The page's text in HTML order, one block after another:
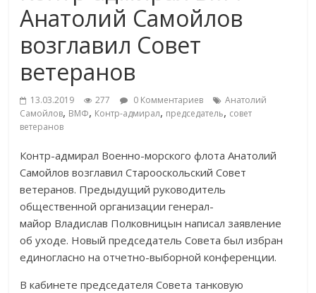
Анатолий Самойлов
возглавил Совет
ветеранов
13.03.2019 277 0 Комментариев
Анатолий
Самойлов, ВМФ, Контр-адмирал, председатель, совет
ветеранов
Контр-адмирал Военно-морского флота Анатолий
Самойлов возглавил Старооскольский Совет
ветеранов. Предыдущий руководитель
общественной организациигенерал-
майор Владислав Полковницын написал заявление
об уходе. Новый председатель Совета был избран
единогласно на отчетно-выборной конференции.
В кабинете председателя Совета танковую